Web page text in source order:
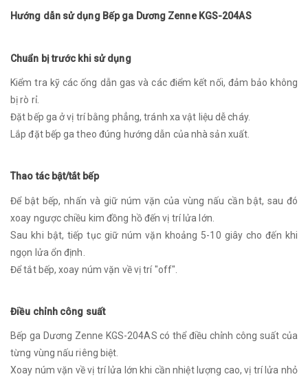
Hướng dẫn sử dụng Bếp ga Dương Zenne KGS-204AS
Chuẩn bị trước khi sử dụng
Kiểm tra kỹ các ống dẫn gas và các điểm kết nối, đảm bảo không
bị rò rỉ.
Đặt bếp ga ở vị trí bằng phẳng, tránh xa vật liệu dễ cháy.
Lắp đặt bếp ga theo đúng hướng dẫn của nhà sản xuất.
Thao tác bật/tắt bếp
Để bật bếp, nhấn và giữ núm vặn của vùng nấu cần bật, sau đó
xoay ngược chiều kim đồng hồ đến vị trí lửa lớn.
Sau khi bật, tiếp tục giữ núm vặn khoảng 5-10 giây cho đến khi
ngọn lửa ổn định.
Để tắt bếp, xoay núm vặn về vị trí "off".
Điều chỉnh công suất
Bếp ga Dương Zenne KGS-204AS có thể điều chỉnh công suất của
từng vùng nấu riêng biệt.
Xoay núm vặn về vị trí lửa lớn khi cần nhiệt lượng cao, vị trí lửa nhỏ